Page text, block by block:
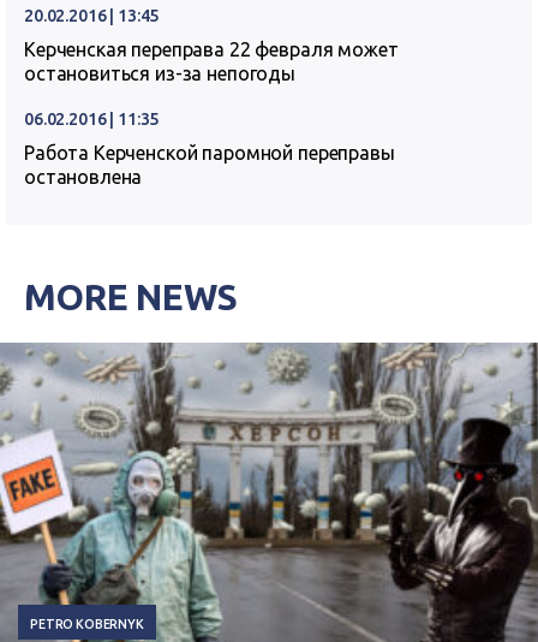
20.02.2016 | 13:45
Керченская переправа 22 февраля может
остановиться из-за непогоды
06.02.2016 | 11:35
Работа Керченской паромной переправы
остановлена
MORE NEWS
PETRO KOBERNYK